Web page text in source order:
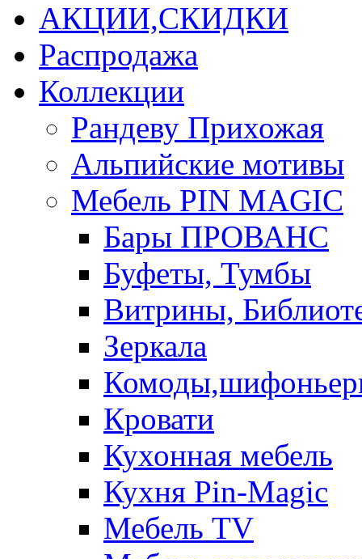
АКЦИИ,СКИДКИ
Распродажа
Коллекции
Рандеву Прихожая
Альпийские мотивы
Мебель PIN MAGIС
Бары ПРОВАНС
Буфеты, Тумбы
Витрины,
Зеркала
Кровати
Кухонная мебель
Кухня Pin-Magic
Мебель TV